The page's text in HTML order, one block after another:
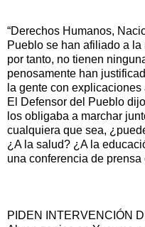
“Derechos Humanos,
Pueblo se han afiliado a
por tanto, no tienen
penosamente han
la gente con
El Defensor del Pueblo
los obligaba a marchar
cualquiera que sea,
¿A la salud? ¿A la
una conferencia de
PIDEN INTERVENCIÓN